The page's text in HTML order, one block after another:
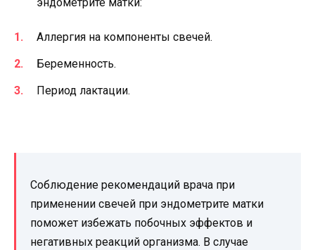
Аллергия на компоненты свечей.
Беременность.
Период лактации.
Соблюдение рекомендаций врача при
применении свечей при эндометрите матки
поможет избежать побочных эффектов и
негативных реакций организма. В случае